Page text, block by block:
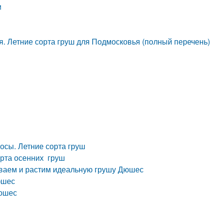
Летние сорта груш для Подмосковья (полный перечень)
Летние сорта груш
осенних груш
и растим идеальную грушу Дюшес